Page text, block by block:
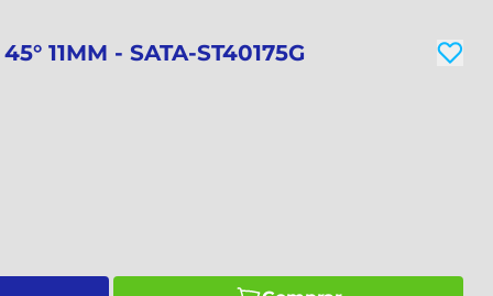
11MM - SATA-ST40175G